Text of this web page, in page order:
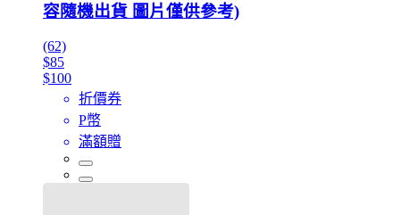
容隨機出貨 圖片僅供參考)
(62)
$85
$100
折價券
P幣
滿額贈